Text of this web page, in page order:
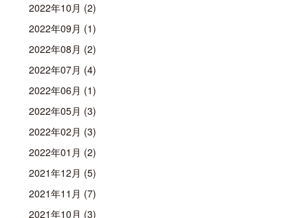
2022年10月 (2)
2022年09月 (1)
2022年08月 (2)
2022年07月 (4)
2022年06月 (1)
2022年05月 (3)
2022年02月 (3)
2022年01月 (2)
2021年12月 (5)
2021年11月 (7)
2021年10月 (3)